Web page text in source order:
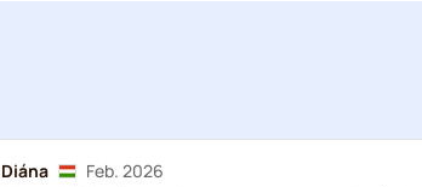
Diána
Feb. 2026